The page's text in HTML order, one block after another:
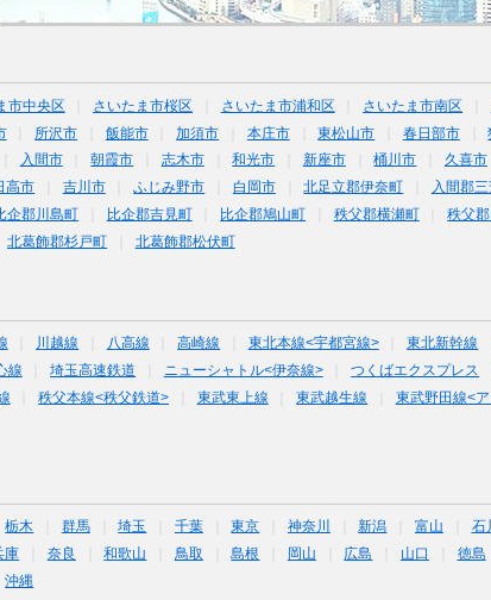
市中央区 さいたま市桜区 さいたま市浦和区 さいたま市南区
所沢市 飯能市 加須市 本庄市 東松山市 春日部市
入間市 朝霞市 志木市 和光市 新座市 桶川市 久喜市
高市 吉川市 ふじみ野市 白岡市 北足立郡伊奈町 入間郡
企郡川島町 比企郡吉見町 比企郡鳩山町 秩父郡横瀬町 秩父
北葛飾郡杉戸町 北葛飾郡松伏町
川越線 八高線 高崎線 東北本線<宇都宮線> 東北新幹線
線 埼玉高速鉄道 ニューシャトル<伊奈線> つくばエクスプレス
秩父本線<秩父鉄道> 東武東上線 東武越生線
東武野田線<
栃木 群馬 埼玉 千葉 東京 神奈川 新潟 富山 石
庫 奈良 和歌山 鳥取 島根 岡山 広島 山口 徳島
沖縄